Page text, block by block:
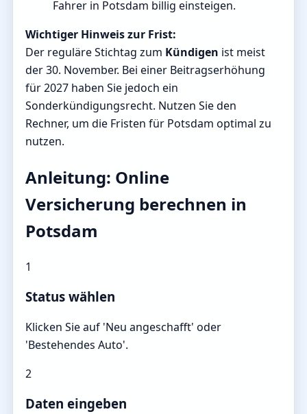
Fahrer in Potsdam billig einsteigen.
Wichtiger Hinweis zur Frist:
Der reguläre Stichtag zum Kündigen ist meist
der 30. November. Bei einer Beitragserhöhung
für 2027 haben Sie jedoch ein
Sonderkündigungsrecht. Nutzen Sie den
Rechner, um die Fristen für Potsdam optimal zu
nutzen.
Anleitung: Online
Versicherung berechnen in
Potsdam
1
Status wählen
Klicken Sie auf 'Neu angeschafft' oder
'Bestehendes Auto'.
2
Daten eingeben